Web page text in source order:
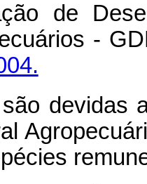
de
-
devidas